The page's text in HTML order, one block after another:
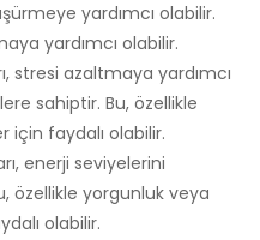
yardımcı olabilir.
yardımcı olabilir.
stresi azaltmaya yardımcı
sahiptir. Bu, özellikle
için faydalı olabilir.
enerji seviyelerini
özellikle yorgunluk veya
olabilir.